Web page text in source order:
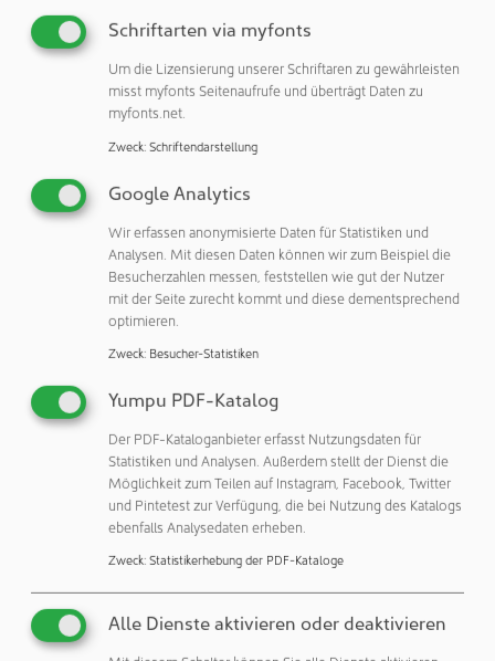
definierten Prioritäten dienen dann als Grundlage für
mögliche Verbesserungen.
Busch bietet Lösungen statt Produkten an
Kunden die Möglichkeit, fortzufahren und die
vorgeschlagenen Verbesserungen in Auftrag zu geben. Die
Ingenieure von Busch arbeiten eng mit den Kunden
zusammen, um maßgeschneiderte Maßnahmen
umzusetzen. Je nach System kann dies ein Upgrade auf
energieeffiziente Vakuumpumpen, die Integration
variabler Drehzahlantriebe, eine Verbesserung der
Steuerungssysteme, die Optimierung von Wartungsplänen
beinhalten.
Mit diesen Maßnahmen sollen Spitzenleistung, geringere
Betriebskosten und minimale Stillstandszeiten
sichergestellt werden. Optionale Schulungen und
langfristige Überwachung tragen dazu bei, diese
Schriftarten via myfonts
Um die Lizensierung unserer Schriftaren zu gewährleisten
misst myfonts Seitenaufrufe und überträgt Daten zu
myfonts.net.
Zweck: Schriftendarstellung
Google Analytics
Wir erfassen anonymisierte Daten für Statistiken und
Analysen. Mit diesen Daten können wir zum Beispiel die
Besucherzahlen messen, feststellen wie gut der Nutzer
mit der Seite zurecht kommt und diese dementsprechend
optimieren.
Zweck: Besucher-Statistiken
Yumpu PDF-Katalog
Der PDF-Kataloganbieter erfasst Nutzungsdaten für
Statistiken und Analysen. Außerdem stellt der Dienst die
Möglichkeit zum Teilen auf Instagram, Facebook, Twitter
und Pintetest zur Verfügung, die bei Nutzung des Katalogs
ebenfalls Analysedaten erheben.
Zweck: Statistikerhebung der PDF-Kataloge
Alle Dienste aktivieren oder deaktivieren